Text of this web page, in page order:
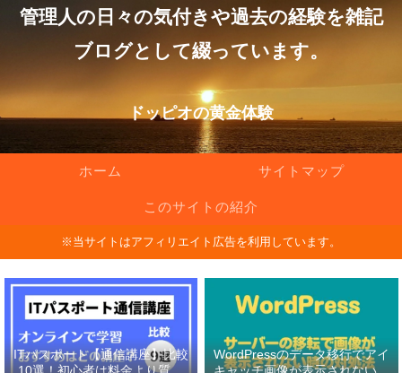
管理人の日々の気付きや過去の経験を雑記
ブログとして綴っています。
ドッピオの黄金体験
ホーム サイトマップ
このサイトの紹介
※当サイトはアフィリエイト広告を利用しています。
ITパスポート【通信講座】比較
WordPressのデータ移行でアイ